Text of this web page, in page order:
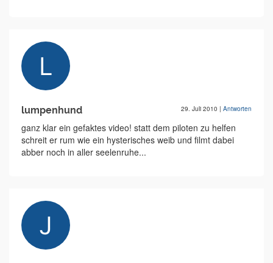
lumpenhund 29. Juli 2010 | Antworten
ganz klar ein gefaktes video! statt dem piloten zu helfen
schreit er rum wie ein hysterisches weib und filmt dabei
abber noch in aller seelenruhe...